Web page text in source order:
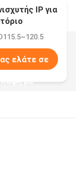
IP για
ελάτε σε
με